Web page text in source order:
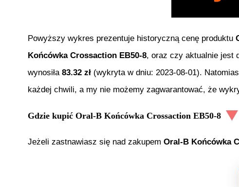
Powyższy wykres prezentuje historyczną cenę produktu
Końcówka Crossaction EB50-8, oraz czy aktualnie jest
wynosiła 83.32 zł (wykryta w dniu: 2023-08-01).
każdej chwili, a my nie możemy zagwarantować, że
Gdzie kupić Oral-B Końcówka Crossaction EB50-8
Jeżeli zastnawiasz się nad zakupem Oral-B Końcówka